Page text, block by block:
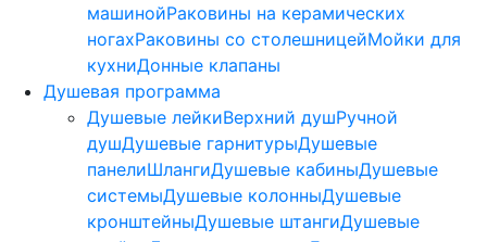
машинойРаковины на керамических
ногахРаковины со столешницейМойки для
кухниДонные клапаны
Душевая программа
Душевые лейкиВерхний душРучной
душДушевые гарнитурыДушевые
панелиШлангиДушевые кабиныДушевые
системыДушевые колонныДушевые
кронштейныДушевые штангиДушевые